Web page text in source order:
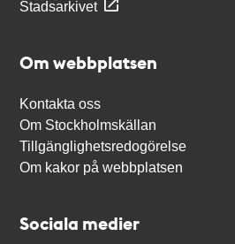
Stadsarkivet
Om webbplatsen
Kontakta oss
Om Stockholmskällan
Tillgänglighetsredogörelse
Om kakor på webbplatsen
Sociala medier